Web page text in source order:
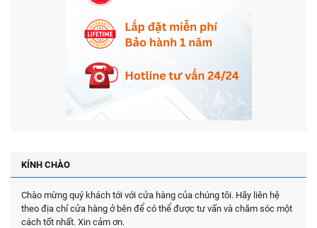
KÍNH CHÀO
Chào mừng quý khách tới với cửa hàng của chúng tôi. Hãy liên hệ
theo địa chỉ cửa hàng ở bên để có thể được tư vấn và chăm sóc một
cách tốt nhất. Xin cảm ơn.